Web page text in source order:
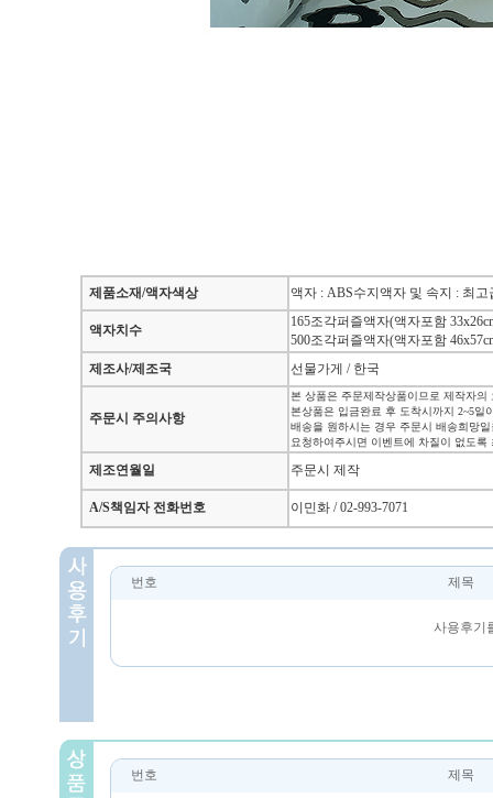
제품소재/액자색상 액자 : ABS수지액자 및 속지 : 최
액자치수
165조각퍼즐액자(액자포함
500조각퍼즐액자(액자포함
제조사/제조국
선물가게 / 한국
주문시 주의사항
본 상품은 주문제작상품이므로 제작자
본상품은 입금완료 후 도착시까지 2~5일
배송을 원하시는 경우 주문시 배송희망
요청하여주시면 이벤트에 차질이 없도록
제조연월일 주문시 제작
A/S책임자 전화번호 이민화 / 02-993-7071
번호 제목
사용후기
번호 제목